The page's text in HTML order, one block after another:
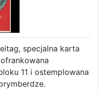
specjalna karta
11 i ostemplowana